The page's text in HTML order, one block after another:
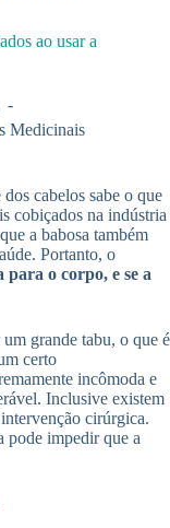
ao usar a
Medicinais
cabelos sabe o que
cobiçados na indústria
a babosa também
Portanto, o
para o corpo, e se a
grande tabu, o que é
certo
incômoda e
Inclusive existem
cirúrgica.
pode impedir que a